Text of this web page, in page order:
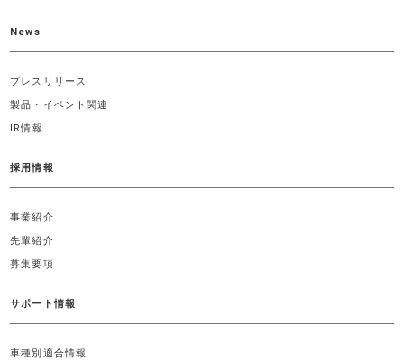
News
プレスリリース
製品・イベント関連
IR情報
採用情報
事業紹介
先輩紹介
募集要項
サポート情報
車種別適合情報